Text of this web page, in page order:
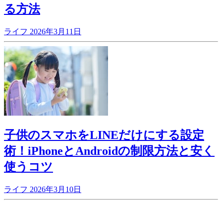
る方法
ライフ 2026年3月11日
子供のスマホをLINEだけにする設定
術！iPhoneとAndroidの制限方法と安く
使うコツ
ライフ 2026年3月10日